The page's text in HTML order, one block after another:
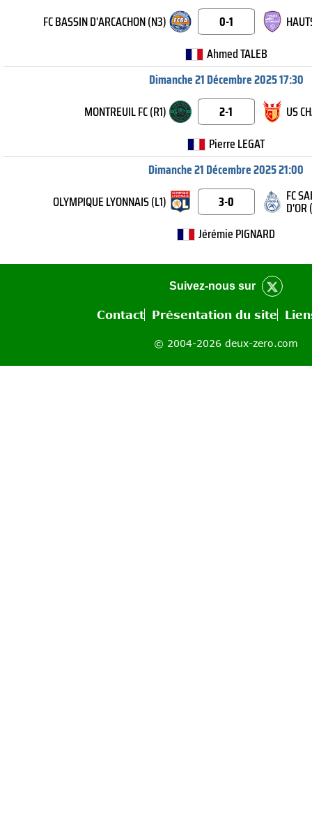
FC BASSIN D'ARCACHON (N3)
0-1
Ahmed TALEB
Dimanche 21 Décembre 2025 17:30
MONTREUIL FC (R1)
2-1
US
Pierre LEGAT
Dimanche 21 Décembre 2025 21:00
OLYMPIQUE LYONNAIS (L1)
3-0 FC
D'OR
Jérémie PIGNARD
Suivez-nous sur
Contact Présentation du site
© 2004-2026 deux-zero.com